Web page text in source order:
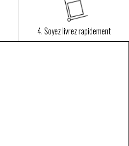
4. Soyez livrez rapidement